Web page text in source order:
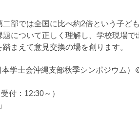
部では全国に比べ約2倍という子ど
について正しく理解し、学校現場で
まえて意見交換の場を創ります。
学士会沖縄支部秋季シンポジウム）
付：12:30～）